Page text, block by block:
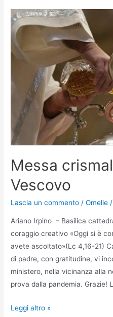
Messa
Vescovo
Lascia un commento /Omelie
Ariano Irpino – Basilica
coraggio creativo «Oggi si è
avete ascoltato»(Lc 4,16-21)
di padre, con gratitudine, vi
ministero, nella vicinanza alla
prova dalla pandemia. Grazie!
Leggi altro »